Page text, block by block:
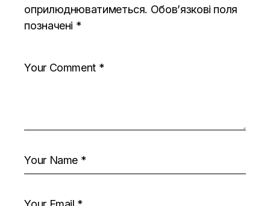
оприлюднюватиметься. Обов’язкові поля
позначені *